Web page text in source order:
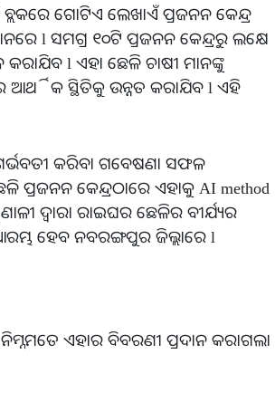
ଗୋଟିଏ ଲେଖାଏଁ ପ୍ରଜନନ କେନ୍ଦ୍ର
l ସମଗ୍ର ୧୦ଟି ପ୍ରଜନନ କେନ୍ଦ୍ରରୁ ଲକ୍ଷେ
l ଏହା ଛେଳି ଚାଷୀ ମାନଙ୍କୁ
ଆର୍ଥିକ ସ୍ଥିତିକୁ ଉନ୍ନତ କରାଯିବ l ଏହି
କରିବା ଗବେଷଣା ସଫଳ
କେନ୍ଦ୍ରଠାରେ ଏହାକୁ AI method
ଦ୍ୱାରା ରାଇଘର ଛେଳିର ବୀର୍ଯ୍ୟର
ହେବ ନବରଙ୍ଗପୁର ଜିଲ୍ଲାରେ l
ଏହାର ବିବରଣୀ ପ୍ରଦାନ କରାଗଲା